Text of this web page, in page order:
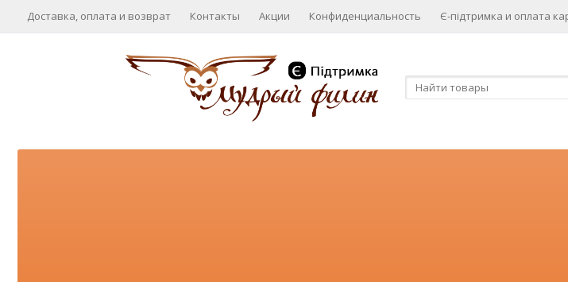
Доставка, оплата и возврат Контакты Акции Конфиденциальность Є-підтримка и оплата